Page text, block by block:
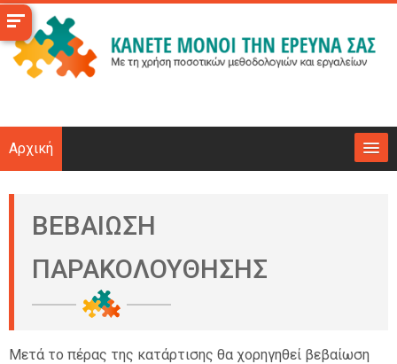
Μετάβαση
στο
κεντρικό
περιεχόμενο
Αρχική
Επιχειρησιακά
ΒΕΒΑΙΩΣΗ
ΠΑΡΑΚΟΛΟΥΘΗΣΗΣ
Μετά το πέρας της κατάρτισης θα χορηγηθεί βεβαίωση